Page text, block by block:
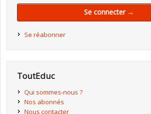
Se connecter →
Se réabonner
ToutEduc
Qui sommes-nous ?
Nos abonnés
Nous contacter